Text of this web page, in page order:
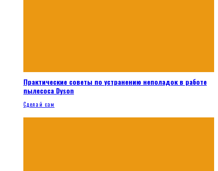
Практические советы по устранению неполадок в работе
пылесоса Dyson
Сделай сам